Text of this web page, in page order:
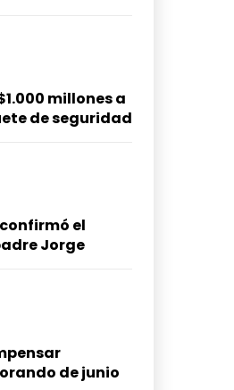
millones a
de seguridad
el
Jorge
de junio